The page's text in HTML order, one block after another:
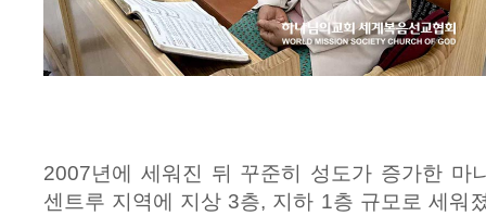
2007년에 세워진 뒤 꾸준히 성도가 증가한 마
센트루 지역에 지상 3층, 지하 1층 규모로 세워